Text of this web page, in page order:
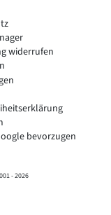
widerrufen
bevorzugen
-2026